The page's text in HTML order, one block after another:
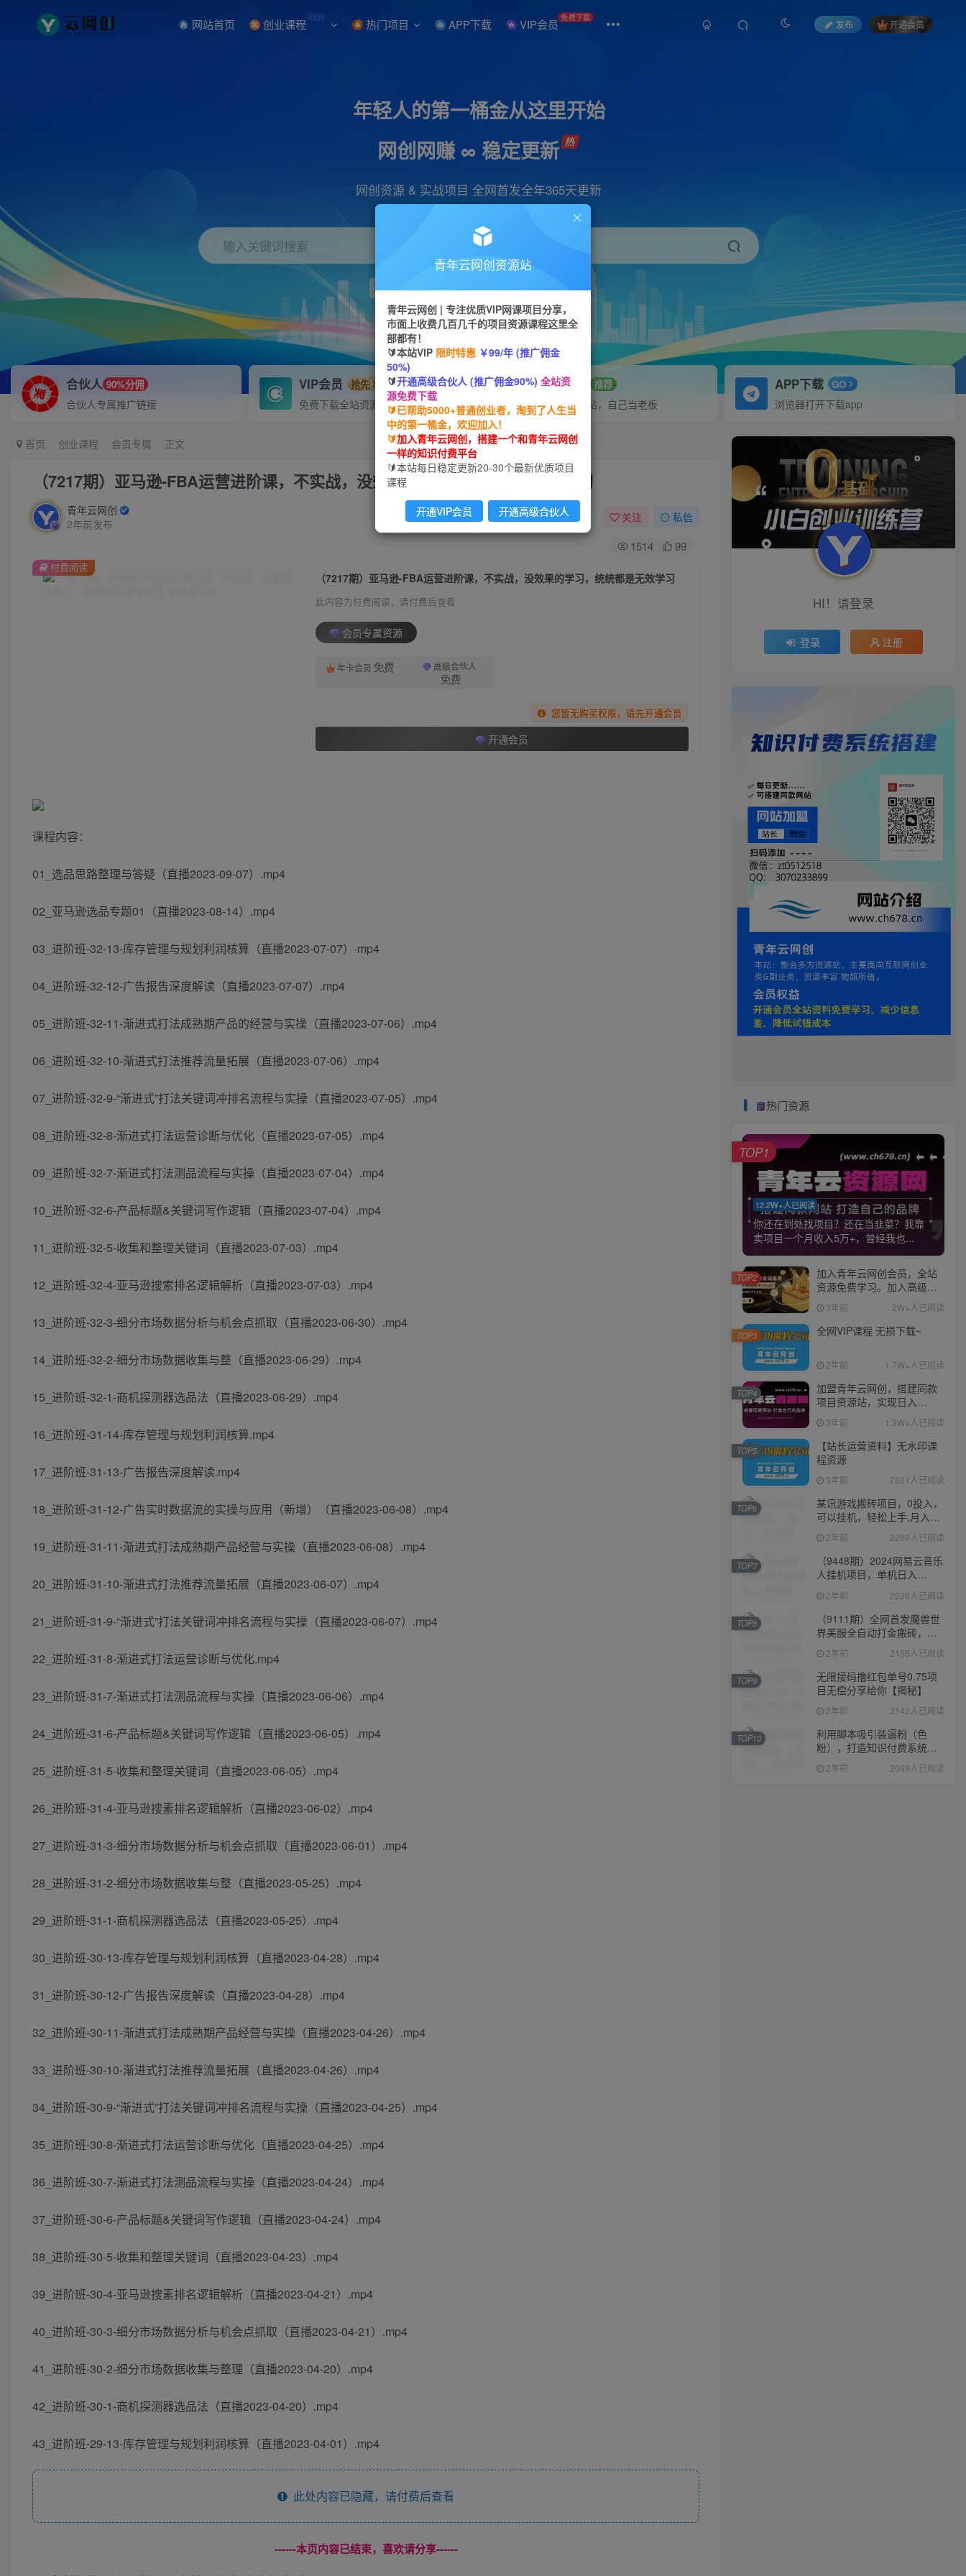
网站首页 创业课程 NEW 热门项目 APP下载 VIP会员 免费下载
发布 开通会员
年轻人的第一桶金从这里开始
网创网赚 ∞ 稳定更新
网创资源 & 实战项目 全网首发全年365天更新
输入关键词搜索
项目 引流 抖音 短视频 剪辑 视频号
合伙人 90%分佣
合伙人专属推广链接
VIP会员 抢先
免费下载全站资源
招募站长 推荐
搭建同款网站，自己当老板
APP下载 GO
浏览器打开下载app
首页 创业课程 会员专属 正文
（7217期）亚马逊-FBA运营进阶课，不实战，没效果的学习，统统都是无效学习
青年云网创
2年前发布
关注 私信
1514 99
（7217期）亚马逊-FBA运营进阶课，不实战，没效果的学习，统统都是无效学习
此内容为付费阅读，请付费后查看
会员专属资源
年卡会员 免费 高级合伙人
免费
您暂无购买权限，请先开通会员
开通会员
付费阅读
课程内容：
01_选品思路整理与答疑（直播2023-09-07）.mp4
02_亚马逊选品专题01（直播2023-08-14）.mp4
03_进阶班-32-13-库存管理与规划利润核算（直播2023-07-07）·mp4
04_进阶班-32-12-广告报告深度解读（直播2023-07-07）.mp4
05_进阶班-32-11-渐进式打法成熟期产品的经营与实操（直播2023-07-06）.mp4
06_进阶班-32-10-渐进式打法推荐流量拓展（直播2023-07-06）.mp4
07_进阶班-32-9-“渐进式”打法关键词冲排名流程与实操（直播2023-07-05）.mp4
08_进阶班-32-8-渐进式打法运营诊断与优化（直播2023-07-05）.mp4
09_进阶班-32-7-渐进式打法测品流程与实操（直播2023-07-04）.mp4
10_进阶班-32-6-产品标题&关键词写作逻辑（直播2023-07-04）.mp4
11_进阶班-32-5-收集和整理关键词（直播2023-07-03）.mp4
12_进阶班-32-4-亚马逊搜索排名逻辑解析（直播2023-07-03）.mp4
13_进阶班-32-3-细分市场数据分析与机会点抓取（直播2023-06-30）.mp4
14_进阶班-32-2-细分市场数据收集与整（直播2023-06-29）.mp4
15_进阶班-32-1-商机探测器选品法（直播2023-06-29）.mp4
16_进阶班-31-14-库存管理与规划利润核算.mp4
17_进阶班-31-13-广告报告深度解读.mp4
18_进阶班-31-12-广告实时数据流的实操与应用（新增）（直播2023-06-08）.mp4
19_进阶班-31-11-渐进式打法成熟期产品经营与实操（直播2023-06-08）.mp4
20_进阶班-31-10-渐进式打法推荐流量拓展（直播2023-06-07）.mp4
21_进阶班-31-9-“渐进式”打法关键词冲排名流程与实操（直播2023-06-07）.mp4
22_进阶班-31-8-渐进式打法运营诊断与优化.mp4
23_进阶班-31-7-渐进式打法测品流程与实操（直播2023-06-06）.mp4
24_进阶班-31-6-产品标题&关键词写作逻辑（直播2023-06-05）.mp4
25_进阶班-31-5-收集和整理关键词（直播2023-06-05）.mp4
26_进阶班-31-4-亚马逊搜素排名逻辑解析（直播2023-06-02）.mp4
27_进阶班-31-3-细分市场数据分析与机会点抓取（直播2023-06-01）.mp4
28_进阶班-31-2-细分市场数据收集与整（直播2023-05-25）.mp4
29_进阶班-31-1-商机探测器选品法（直播2023-05-25）.mp4
30_进阶班-30-13-库存管理与规划利润核算（直播2023-04-28）.mp4
31_进阶班-30-12-广告报告深度解读（直播2023-04-28）.mp4
32_进阶班-30-11-渐进式打法成熟期产品经营与实操（直播2023-04-26）.mp4
33_进阶班-30-10-渐进式打法推荐流量拓展（直播2023-04-26）.mp4
34_进阶班-30-9-“渐进式”打法关键词冲排名流程与实操（直播2023-04-25）.mp4
35_进阶班-30-8-渐进式打法运营诊断与优化（直播2023-04-25）.mp4
36_进阶班-30-7-渐进式打法测品流程与实操（直播2023-04-24）.mp4
37_进阶班-30-6-产品标题&关键词写作逻辑（直播2023-04-24）.mp4
38_进阶班-30-5-收集和整理关键词（直播2023-04-23）.mp4
39_进阶班-30-4-亚马逊搜素排名逻辑解析（直播2023-04-21）.mp4
40_进阶班-30-3-细分市场数据分析与机会点抓取（直播2023-04-21）.mp4
41_进阶班-30-2-细分市场数据收集与整理（直播2023-04-20）.mp4
42_进阶班-30-1-商机探测器选品法（直播2023-04-20）.mp4
43_进阶班-29-13-库存管理与规划利润核算（直播2023-04-01）.mp4
此处内容已隐藏，请付费后查看
------本页内容已结束，喜欢请分享------
HI！请登录
登录 注册
热门资源
12.2W+人已阅读
你还在到处找项目？还在当韭菜？我靠
卖项目一个月收入5万+，曾经我也...
TOP1
加入青年云网创会员，全站
资源免费学习。加入高级合
伙人，推广日入1000+
3年前 2W+人已阅读
TOP2
全网VIP课程 无损下载~
2年前 1.7W+人已阅读
TOP3
加盟青年云网创，搭建同款
项目资源站，实现日入
2000+
3年前 1.3W+人已阅读
TOP4
【站长运营资料】无水印课
程资源
3年前 2821人已阅读
TOP5
某讯游戏搬砖项目，0投入，
可以挂机，轻松上手,月入
3000+上不封顶
2年前 2269人已阅读
TOP6
（9448期）2024网易云音乐
人挂机项目，单机日入
150+，无脑月入5000+
2年前 2239人已阅读
TOP7
（9111期）全网首发魔兽世
界美服全自动打金搬砖，日
入1000+，简单好操作，保
姆级教学
2年前 2155人已阅读
TOP8
无限接码撸红包单号0.75项
目无偿分享给你【揭秘】
2年前 2142人已阅读
TOP9
利用脚本吸引装逼粉（色
粉），打造知识付费系统，
附388元美女写真项目
2年前 2099人已阅读
TOP10
青年云网创资源站
青年云网创 | 专注优质VIP网课项目分享，
市面上收费几百几千的项目资源课程这里全
部都有！
🔰本站VIP 限时特惠 ￥99/年 (推广佣金
50%)
🔰开通高级合伙人 (推广佣金90%) 全站资
源免费下载
🔰已帮助5000+普通创业者，淘到了人生当
中的第一桶金，欢迎加入！
🔰加入青年云网创，搭建一个和青年云网创
一样的知识付费平台
🔰本站每日稳定更新20-30个最新优质项目
课程
开通VIP会员 开通高级合伙人